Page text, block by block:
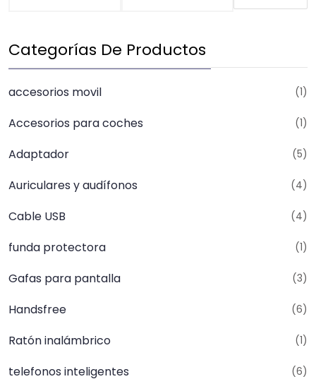
Categorías De Productos
accesorios movil (1)
Accesorios para coches (1)
Adaptador (5)
Auriculares y audífonos (4)
Cable USB (4)
funda protectora (1)
Gafas para pantalla (3)
Handsfree (6)
Ratón inalámbrico (1)
telefonos inteligentes (6)